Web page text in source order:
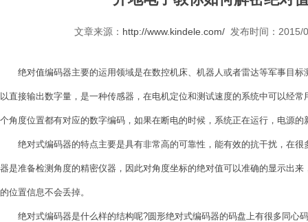
文章来源： http://www.kindele.com/发布时间：2015/
绝对值编码器主要的运用领域是在数控机床、机器人或者雷达等军事目
以直接输出数字量，是一种传感器，在电机定位和测试速度的系统中可以经
个角度位置都有对应的数字编码，如果在断电的时候，系统正在运行，电源
绝对式编码器的特点主要是具有非常高的可靠性，能有效的抗干扰，在很
器是准备检测角度的精密仪器，因此对角度坐标的绝对值可以准确的显示出
的位置信息不会丢掉。
绝对式编码器是什么样的结构呢?圆形绝对式编码器的码盘上有很多同心